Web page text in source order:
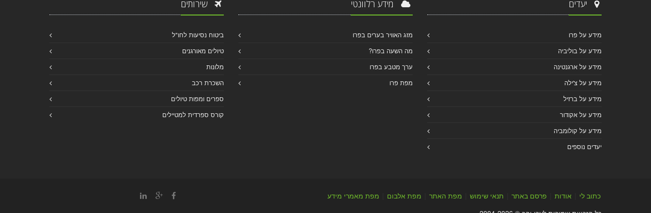
יעדים
מידע על פרו
מידע על בוליביה
מידע על ארגנטינה
מידע על צ'ילה
מידע על ברזיל
מידע על אקודור
מידע על קולומביה
יעדים נוספים
מידע רלוונטי
מזג האוויר בערים בפרו
מה השעה בפרו?
ערך מטבע בפרו
מפת פרו
שירותים
ביטוח נסיעות לחו"ל
טיולים מאורגנים
מלונות
השכרת רכב
ספרים ומפות טיולים
קורס ספרדית למטיילים
כתוב לי אודות פרסם באתר תנאי שימוש מפת האתר מפת אלבום
מפת מאמרי מידע